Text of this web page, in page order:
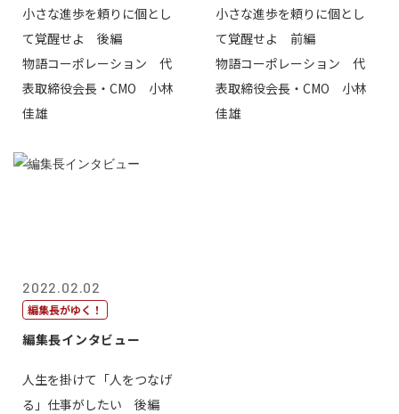
小さな進歩を頼りに個とし
て覚醒せよ 後編
物語コーポレーション 代
表取締役会長・CMO 小林
佳雄
小さな進歩を頼りに個とし
て覚醒せよ 前編
物語コーポレーション 代
表取締役会長・CMO 小林
佳雄
2022.02.02
編集長がゆく！
編集長インタビュー
人生を掛けて「人をつなげ
る」仕事がしたい 後編